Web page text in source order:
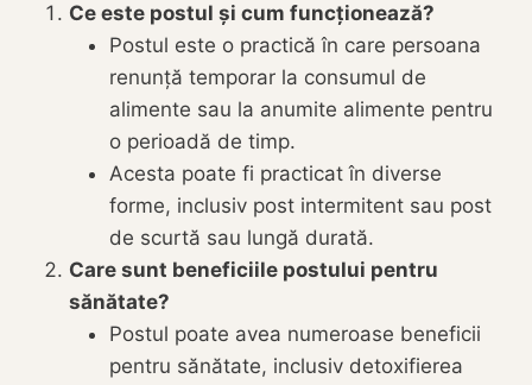
Ce este postul și cum funcționează?
Postul este o practică în care persoana
renunță temporar la consumul de
alimente sau la anumite alimente pentru
o perioadă de timp.
Acesta poate fi practicat în diverse
forme, inclusiv post intermitent sau post
de scurtă sau lungă durată.
Care sunt beneficiile postului pentru
sănătate?
Postul poate avea numeroase beneficii
pentru sănătate, inclusiv detoxifierea